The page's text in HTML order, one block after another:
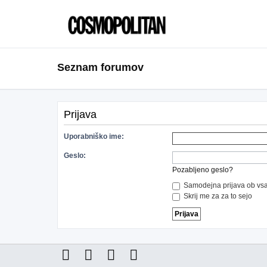
Seznam forumov
Prijava
Uporabniško ime:
Geslo:
Pozabljeno geslo?
Samodejna prijava ob
Skrij me za za to sejo